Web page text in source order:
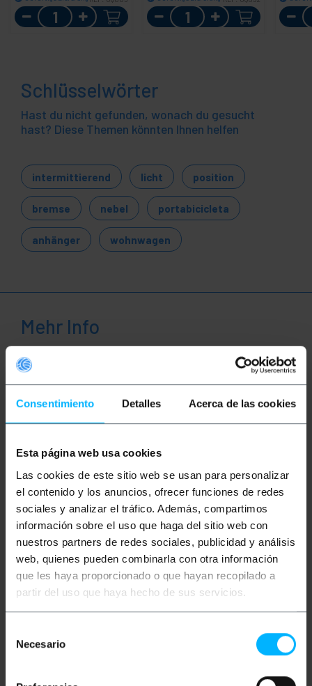
Consentimiento Detalles Acerca de las cookies
Esta página web usa cookies
Las cookies de este sitio web se usan para personalizar
el contenido y los anuncios, ofrecer funciones de redes
sociales y analizar el tráfico. Además, compartimos
información sobre el uso que haga del sitio web con
nuestros partners de redes sociales, publicidad y análisis
web, quienes pueden combinarla con otra información
que les haya proporcionado o que hayan recopilado a
partir del uso que haya hecho de sus servicios.
Necesario
Menge Menge
Schlüsselwörter
Hast du nicht gefunden, wonach du gesucht
hast? Diese Themen könnten Ihnen helfen
intermittierend licht position
bremse nebel portabicicleta
anhänger wohnwagen
Mehr Info
Beschreibung
Spezielle Steckverbinder und Adapter für die
Übertragung verschiedener Beleuchtungsfunktionen
abhängig von den für die Anschlüsse verfügbaren
Polen. Ideal für Haken von Anhängern,
Fahrradträgern und Wohnwagen.
Spezifikationen
Buchse für die elektrische Verbindung
zwischen Fahrzeugenund Anhänger oder
Wohnwagen.
Es hat eine 7-polige Buchse (7P) und ein
elektrisches Kabel 7 x 0,50 mm² von 2 m.
Beinhaltet schnelle Verbindungsspleiße,
Verbindungsklemmen und Hardware für die
Antennenstecker mit Messing-
Feuchtigkeit und Wasser.